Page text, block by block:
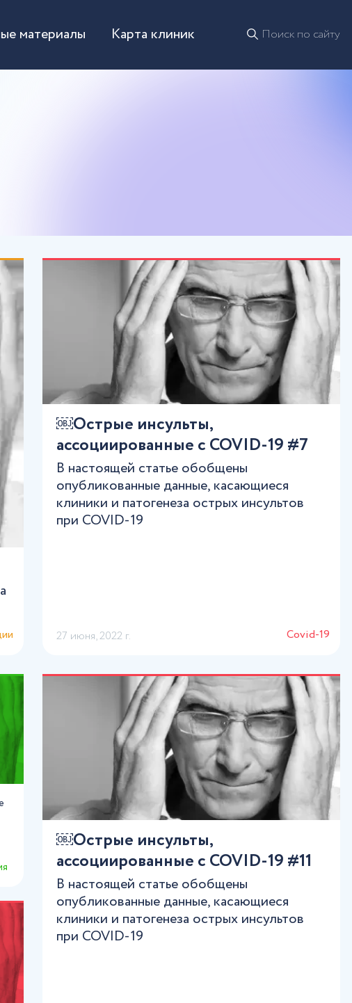
материалы Карта клиник Поиск по сайту
￼Острые инсульты,
ассоциированные с COVID-19 #7
В настоящей статье обобщены
опубликованные данные, касающиеся
клиники и патогенеза острых инсультов
при COVID-19
27 июня, 2022 г. Сovid-19
￼Острые инсульты,
ассоциированные с COVID-19 #11
В настоящей статье обобщены
опубликованные данные, касающиеся
клиники и патогенеза острых инсультов
при COVID-19